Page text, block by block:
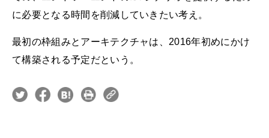
に必要となる時間を削減していきたい考え。
最初の枠組みとアーキテクチャは、2016年初めにかけ
て構築される予定だという。